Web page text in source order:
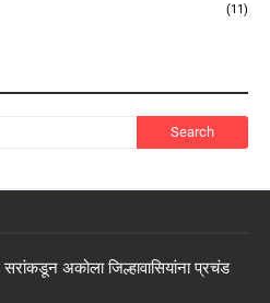
(11)
अकोला जिल्हावासियांना प्रचंड